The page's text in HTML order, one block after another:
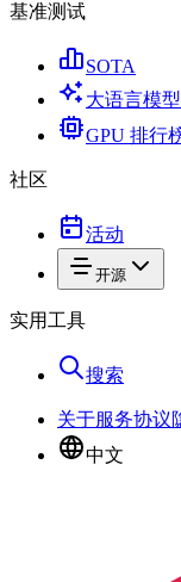
基准测试
SOTA
大语言模
GPU 排行
社区
活动
开源
实用工具
搜索
关于服务协议
中文